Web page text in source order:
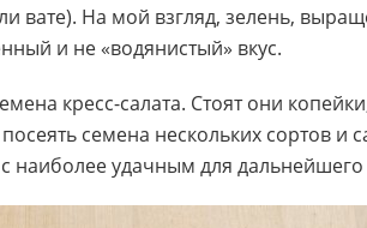
вате). На мой взгляд, зелень,
и не «водянистый» вкус.
кресс-салата. Стоят они
семена нескольких сортов и
с наиболее удачным для